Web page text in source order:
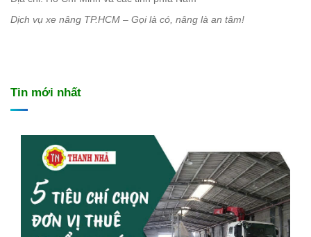
Dịch vụ xe nâng TP.HCM – Gọi là có, nâng là an tâm!
Tin mới nhất